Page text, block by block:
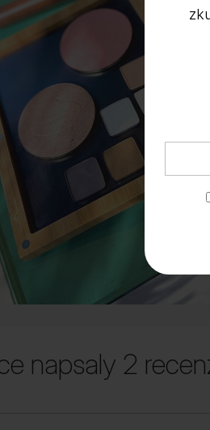
napsaly 2